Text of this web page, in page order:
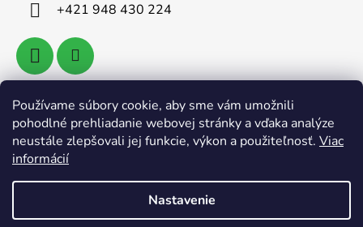
Používame súbory cookie, aby sme vám umožnili
pohodlné prehliadanie webovej stránky a vďaka analýze
neustále zlepšovali jej funkcie, výkon a použiteľnosť. Viac
informácií
Nastavenie
+421 948 430 224
Vyhľadávanie